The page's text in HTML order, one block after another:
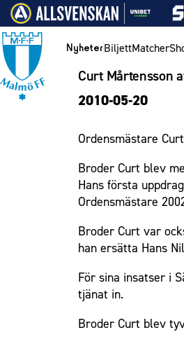
Vidare till innehållet
NyheterBiljettMatcher
Nyheter
Nyheter
Kalender
Biljett
Årskort herr
Mitt MFF
Biljetter till
Biljettvillkor
Lag och spelare
Lag
Herrlaget
Ledarstab
Damlaget
Spelare
Medlem
Medlemskap i
Årsmöte 2026
Ungdom
MFF Ungdom
Sommarfotboll
Fotbollsskolan
Fotbollsnätverket
P19
P17
F17
Malmö Trophy
Bli
Nätverket
Partner dam
Eleda Stadion
Eleda Stadion
Erics Bar &
MFF-museet &
1910 Event
1910 Event
Fest & Event
Möte
Mässa
Sommarfest
Inspiration
Vanliga frågor
Hållbarhet
Himmelsblå
Laget för alla
Nattfotboll
Himmelsblå
Skolakademier
Fonder
Om Malmö FF
Kontakt
Historik –
Historik –
Närstående
Curt Mårtensson
2010-05-20
Ordensmästare
Broder Curt blev
Hans första
Ordensmästare
Broder Curt var
han ersätta Hans
För sina insatser i
tjänat in.
Broder Curt blev